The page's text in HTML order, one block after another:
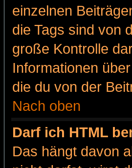
einzelnen
die Tags sind von
große Kontrolle
Informationen
die du von der
Nach oben
Darf ich HTML
Das hängt davon